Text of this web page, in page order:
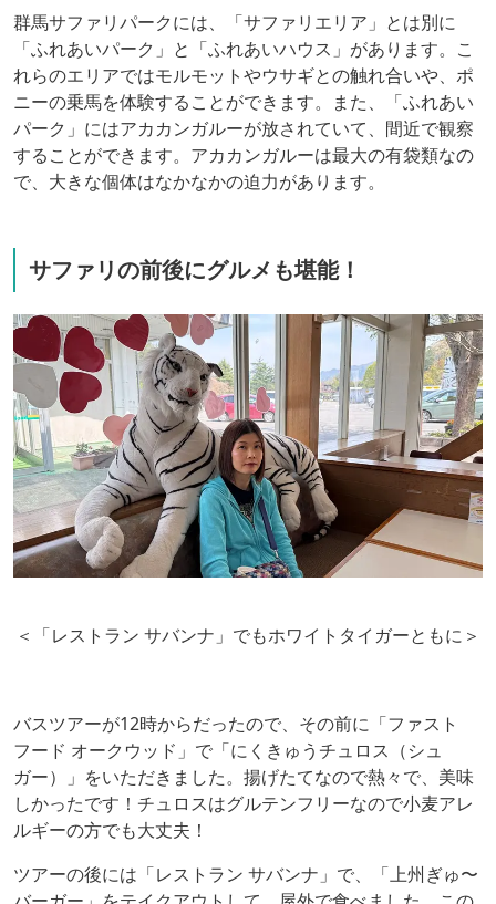
群馬サファリパークには、「サファリエリア」とは別に
「ふれあいパーク」と「ふれあいハウス」があります。こ
れらのエリアではモルモットやウサギとの触れ合いや、ポ
ニーの乗馬を体験することができます。また、「ふれあい
パーク」にはアカカンガルーが放されていて、間近で観察
することができます。アカカンガルーは最大の有袋類なの
で、大きな個体はなかなかの迫力があります。
サファリの前後にグルメも堪能！
＜「レストラン サバンナ」でもホワイトタイガーともに＞
バスツアーが12時からだったので、その前に「ファスト
フード オークウッド」で「にくきゅうチュロス（シュ
ガー）」をいただきました。揚げたてなので熱々で、美味
しかったです！チュロスはグルテンフリーなので小麦アレ
ルギーの方でも大丈夫！
ツアーの後には「レストラン サバンナ」で、「上州ぎゅ〜